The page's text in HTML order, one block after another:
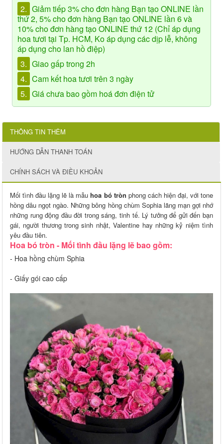
2. Giảm tiếp 3% cho đơn hàng Bạn tạo ONLINE lần
thứ 2, 5% cho đơn hàng Bạn tạo ONLINE lần 6 và
10% cho đơn hàng tạo ONLINE thứ 12 (Chỉ áp dụng
hoa tươi tại Tp. HCM, Ko áp dụng các dịp lễ, không
áp dụng cho lan hồ điệp)
3. Giao gấp trong 2h
4. Cam kết hoa tươi trên 3 ngày
5. Giá chưa bao gồm hoá đơn điện tử
THÔNG TIN THÊM
HƯỚNG DẪN THANH TOÁN
CHÍNH SÁCH VÀ ĐIỀU KHOẢN
Mối tình đầu lặng lẽ là mẫuhoa bó tròn phong cách hiện đại, với tone
hồng dâu ngọt ngào. Những bông hồng chùm Sophia lãng mạn gợi nhớ
những rung động đầu đời trong sáng, tinh tế. Lý tưởng để gửi đến bạn
gái, người thương trong sinh nhật, Valentine hay những kỷ niệm tình
yêu đầu tiên.
Hoa bó tròn - Mối tình đầu lặng lẽ bao gồm:
- Hoa hồng chùm Sphia
- Giấy gói cao cấp